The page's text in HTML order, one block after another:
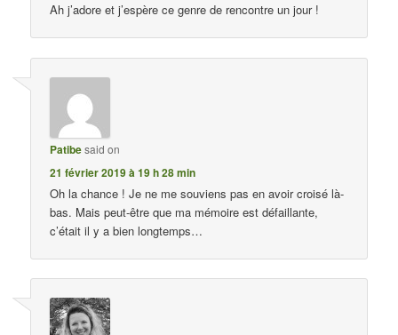
Ah j’adore et j’espère ce genre de rencontre un jour !
Patibesaid on
21 février 2019 à 19 h 28 min
Oh la chance ! Je ne me souviens pas en avoir croisé là-
bas. Mais peut-être que ma mémoire est défaillante,
c’était il y a bien longtemps…